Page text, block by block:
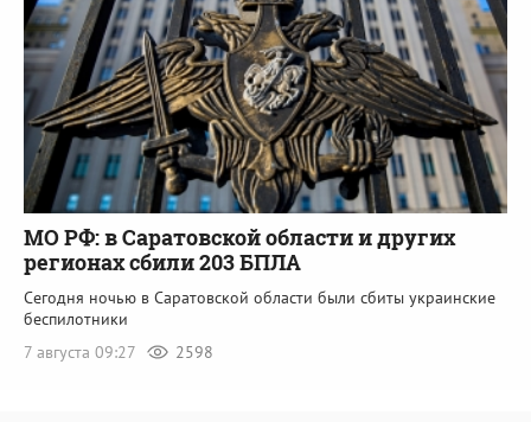
МО РФ: в Саратовской области и других
регионах сбили 203 БПЛА
Сегодня ночью в Саратовской области были сбиты украинские
беспилотники
7 августа 09:27
2598